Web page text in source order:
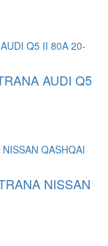
AUDI Q5
NISSAN